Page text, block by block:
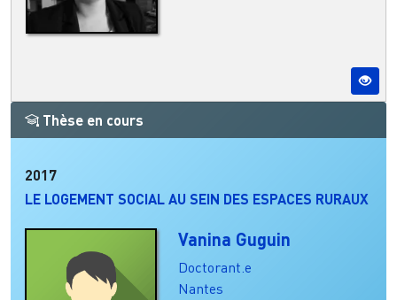
Thèse en cours
2017
LE LOGEMENT SOCIAL AU SEIN DES ESPACES RURAUX
Vanina Guguin
Doctorant.e
Nantes